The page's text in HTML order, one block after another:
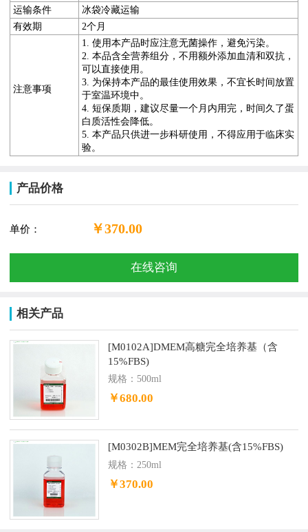
运输条件
冰袋冷藏运输
有效期
2个月
注意事项
1. 使用本产品时应注意无菌操作，避免污染。
2. 本品含全营养组分，不用额外添加血清和双抗，
可以直接使用。
3. 为保持本产品的最佳使用效果，不宜长时间放置
于室温环境中。
4. 短保质期，建议尽量一个月内用完，时间久了蛋
白质活性会降低。
5. 本产品只供进一步科研使用，不得应用于临床实
验。
产品价格
单价： ￥370.00
在线咨询
相关产品
[M0102A]DMEM高糖完全培养基（含
15%FBS)
规格：500ml
￥680.00
[M0302B]MEM完全培养基(含15%FBS)
规格：250ml
￥370.00